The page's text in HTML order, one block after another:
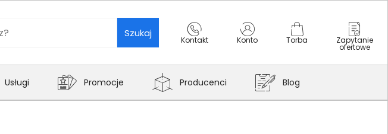
Szukaj
Kontakt Konto Torba Zapytanie
ofertowe
Usługi Promocje Producenci Blog